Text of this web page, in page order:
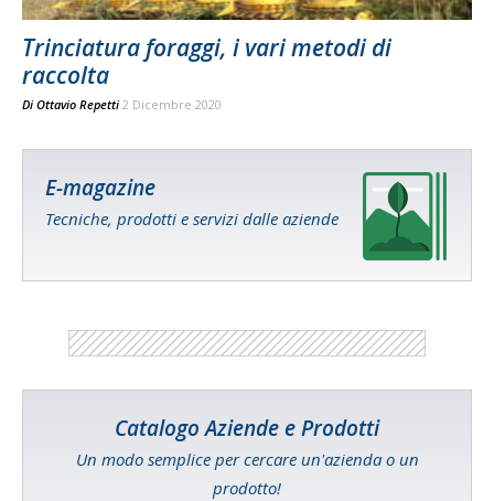
Trinciatura foraggi, i vari metodi di
raccolta
Di Ottavio Repetti 2 Dicembre 2020
E-magazine
Tecniche, prodotti e servizi dalle aziende
Catalogo Aziende e Prodotti
Un modo semplice per cercare un'azienda o un
prodotto!